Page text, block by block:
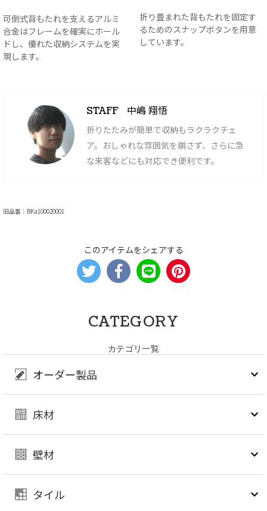
可倒式背もたれを支えるアルミ
合金はフレームを確実にホール
ドし、優れた収納システムを実
現します。
折り畳まれた背もたれを固定す
るためのスナップボタンを用意
しています。
STAFF 中嶋 翔悟
折りたたみが簡単で収納もラクラクチェ
ア。おしゃれな雰囲気を崩さず、さらに急
な来客などにも対応でき便利です。
旧品番：BKa100020001
このアイテムをシェアする
CATEGORY
カテゴリ一覧
オーダー製品
床材
壁材
タイル